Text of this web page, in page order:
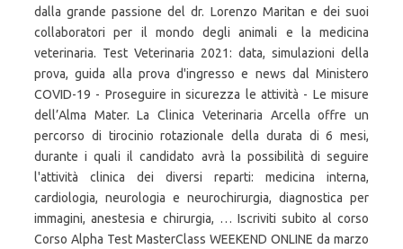
dalla grande passione del dr. Lorenzo Maritan e dei suoi
collaboratori per il mondo degli animali e la medicina
veterinaria. Test Veterinaria 2021: data, simulazioni della
prova, guida alla prova d'ingresso e news dal Ministero
COVID-19 - Proseguire in sicurezza le attività - Le misure
dell’Alma Mater. La Clinica Veterinaria Arcella offre un
percorso di tirocinio rotazionale della durata di 6 mesi,
durante i quali il candidato avrà la possibilità di seguire
l'attività clinica dei diversi reparti: medicina interna,
cardiologia, neurologia e neurochirurgia, diagnostica per
immagini, anestesia e chirurgia, … Iscriviti subito al corso
Corso Alpha Test MasterClass WEEKEND ONLINE da marzo